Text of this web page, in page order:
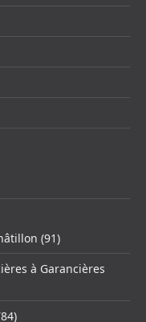
(91)
à Garancières